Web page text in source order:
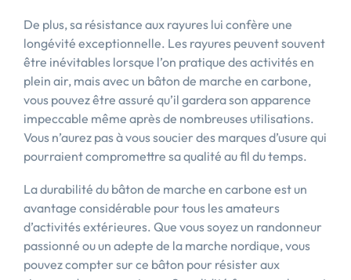
De plus, sa résistance aux rayures lui confère une
longévité exceptionnelle. Les rayures peuvent souvent
être inévitables lorsque l’on pratique des activités en
plein air, mais avec un bâton de marche en carbone,
vous pouvez être assuré qu’il gardera son apparence
impeccable même après de nombreuses utilisations.
Vous n’aurez pas à vous soucier des marques d’usure qui
pourraient compromettre sa qualité au fil du temps.
La durabilité du bâton de marche en carbone est un
avantage considérable pour tous les amateurs
d’activités extérieures. Que vous soyez un randonneur
passionné ou un adepte de la marche nordique, vous
pouvez compter sur ce bâton pour résister aux